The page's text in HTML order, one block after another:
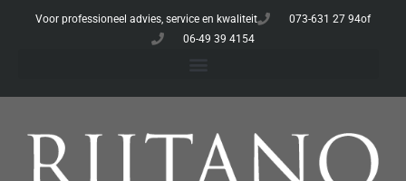
Voor professioneel advies, service en kwaliteit 073-631 27 94of
06-49 39 4154